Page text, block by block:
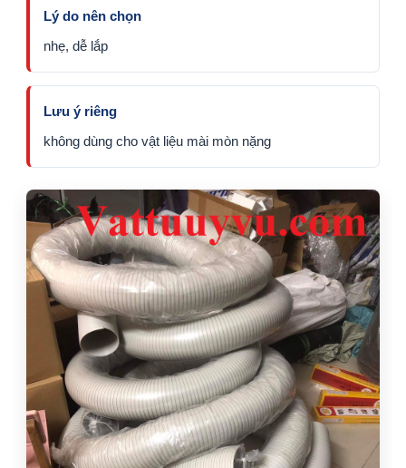
Lý do nên chọn
nhẹ, dễ lắp
Lưu ý riêng
không dùng cho vật liệu mài mòn nặng